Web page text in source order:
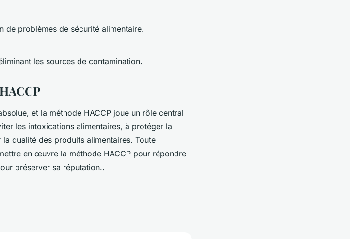
de problèmes de sécurité alimentaire.
les sources de contamination.
et la méthode HACCP joue un rôle central
les intoxications alimentaires, à protéger la
qualité des produits alimentaires. Toute
en œuvre la méthode HACCP pour répondre
préserver sa réputation..